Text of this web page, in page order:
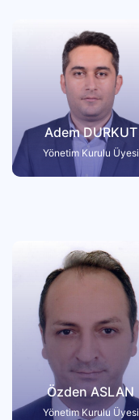
Adem DURKUT
Yönetim Kurulu Üyesi
Özden ASLAN
Yönetim Kurulu Üyesi